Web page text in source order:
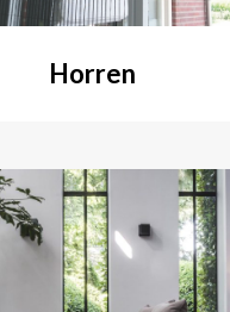
Horren